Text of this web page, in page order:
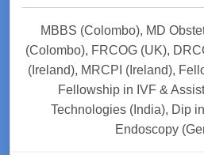
MBBS (Colombo), MD
(Colombo), FRCOG (UK),
(Ireland), MRCPI (Ireland),
Fellowship in IVF &
Technologies (India), Dip
Endoscopy